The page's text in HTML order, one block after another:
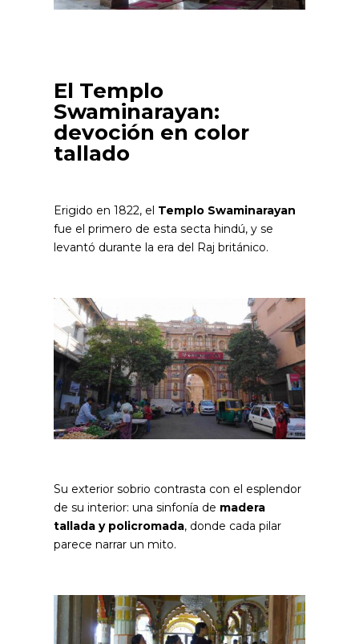
El Templo
Swaminarayan:
devoción en color
tallado
Erigido en 1822, el Templo Swaminarayan
fue el primero de esta secta hindú, y se
levantó durante la era del Raj británico.
Su exterior sobrio contrasta con el esplendor
de su interior: una sinfonía de madera
tallada y policromada, donde cada pilar
parece narrar un mito.